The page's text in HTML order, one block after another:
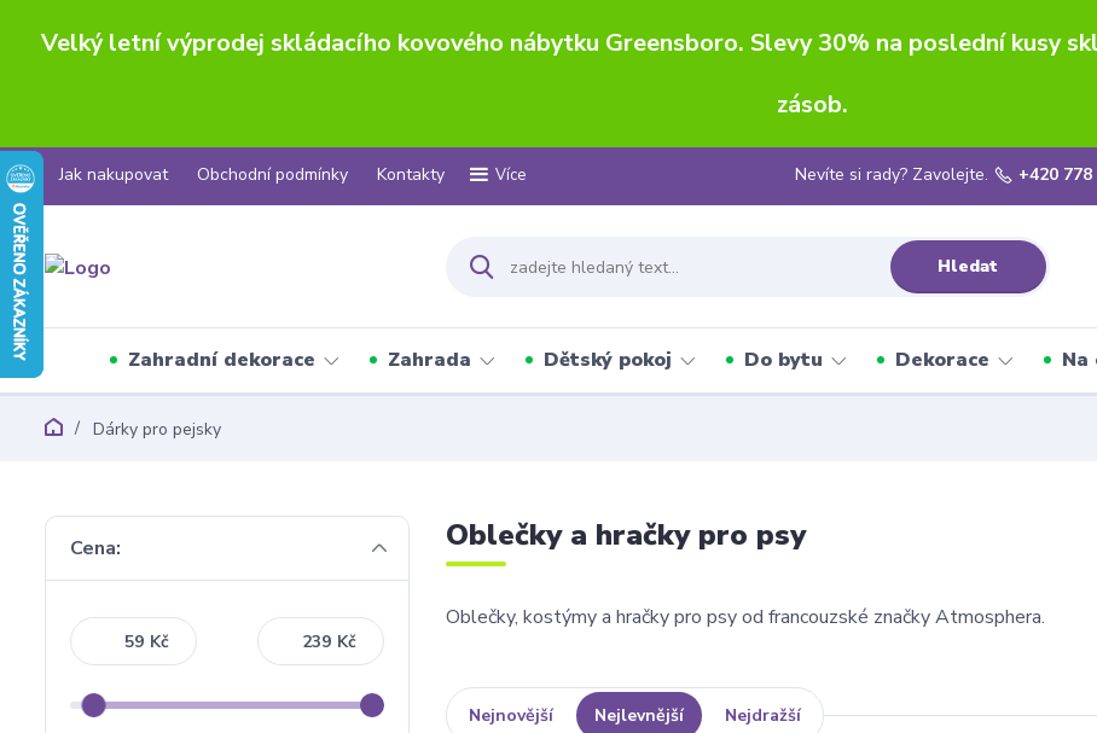
Velký letní výprodej skládacího kovového nábytku Greensboro. Slevy 30% na poslední kusy
zásob.
Jak nakupovat Obchodní podmínky Kontakty Více
Hledat
Nevíte si rady? Zavolejte. +420
Zahradní dekorace Zahrada Dětský pokoj Do bytu Dekorace Na
Dárky pro pejsky
Oblečky a hračky pro psy
Oblečky, kostýmy a hračky pro psy od francouzské značky Atmosphera.
Nejnovější Nejlevnější Nejdražší
Cena:
Kč Kč